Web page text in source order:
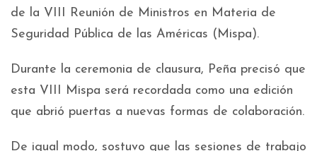
de la VIII Reunión de Ministros en Materia de
Seguridad Pública de las Américas (Mispa).
Durante la ceremonia de clausura, Peña precisó que
esta VIII Mispa será recordada como una edición
que abrió puertas a nuevas formas de colaboración.
De igual modo, sostuvo que las sesiones de trabajo